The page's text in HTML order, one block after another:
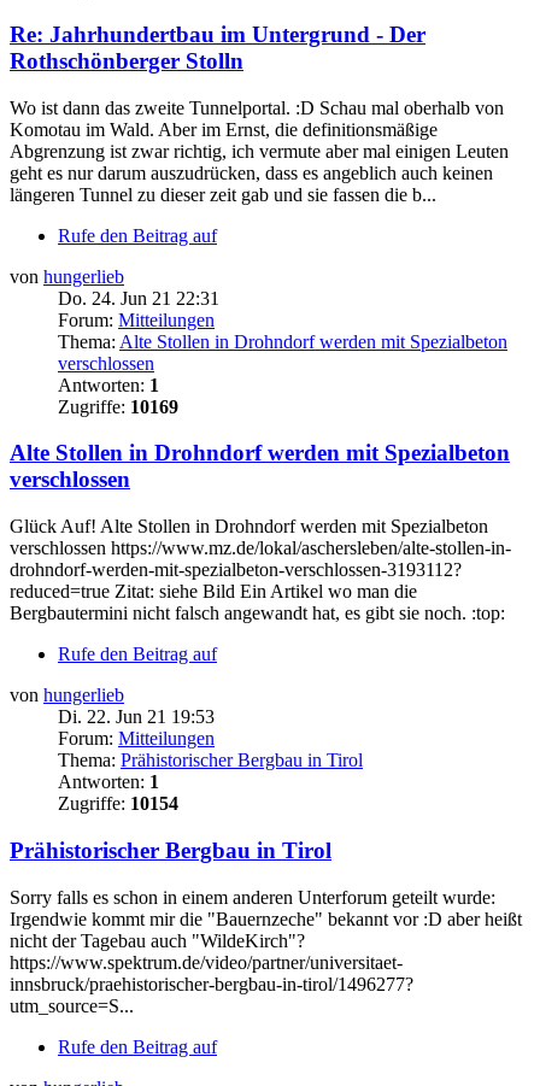
Re: Jahrhundertbau im Untergrund - Der
Rothschönberger Stolln
Wo ist dann das zweite Tunnelportal. :D Schau mal oberhalb von
Komotau im Wald. Aber im Ernst, die definitionsmäßige
Abgrenzung ist zwar richtig, ich vermute aber mal einigen Leuten
geht es nur darum auszudrücken, dass es angeblich auch keinen
längeren Tunnel zu dieser zeit gab und sie fassen die b...
Rufe den Beitrag auf
von hungerlieb
Do. 24. Jun 21 22:31
Forum: Mitteilungen
Thema: Alte Stollen in Drohndorf werden mit Spezialbeton
verschlossen
Antworten: 1
Zugriffe: 10169
Alte Stollen in Drohndorf werden mit Spezialbeton
verschlossen
Glück Auf! Alte Stollen in Drohndorf werden mit Spezialbeton
verschlossen https://www.mz.de/lokal/aschersleben/alte-stollen-in-
drohndorf-werden-mit-spezialbeton-verschlossen-3193112?
reduced=true Zitat: siehe Bild Ein Artikel wo man die
Bergbautermini nicht falsch angewandt hat, es gibt sie noch. :top:
Rufe den Beitrag auf
von hungerlieb
Di. 22. Jun 21 19:53
Forum: Mitteilungen
Thema: Prähistorischer Bergbau in Tirol
Antworten: 1
Zugriffe: 10154
Prähistorischer Bergbau in Tirol
Sorry falls es schon in einem anderen Unterforum geteilt wurde:
Irgendwie kommt mir die "Bauernzeche" bekannt vor :D aber heißt
nicht der Tagebau auch "WildeKirch"?
https://www.spektrum.de/video/partner/universitaet-
innsbruck/praehistorischer-bergbau-in-tirol/1496277?
utm_source=S...
Rufe den Beitrag auf